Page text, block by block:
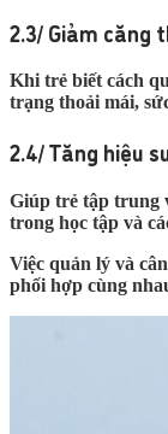
2.3/ Giảm căng
Khi trẻ biết cách
trạng thoải mái,
2.4/ Tăng hiệu
Giúp trẻ tập trung
trong học tập và
Việc quản lý và
phối hợp cùng